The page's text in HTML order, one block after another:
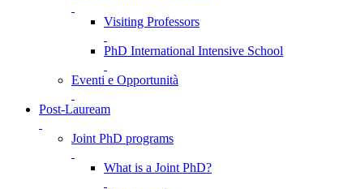
Visiting Professors
PhD International Intensive School
Eventi e Opportunità
Post-Lauream
Joint PhD programs
What is a Joint PhD?